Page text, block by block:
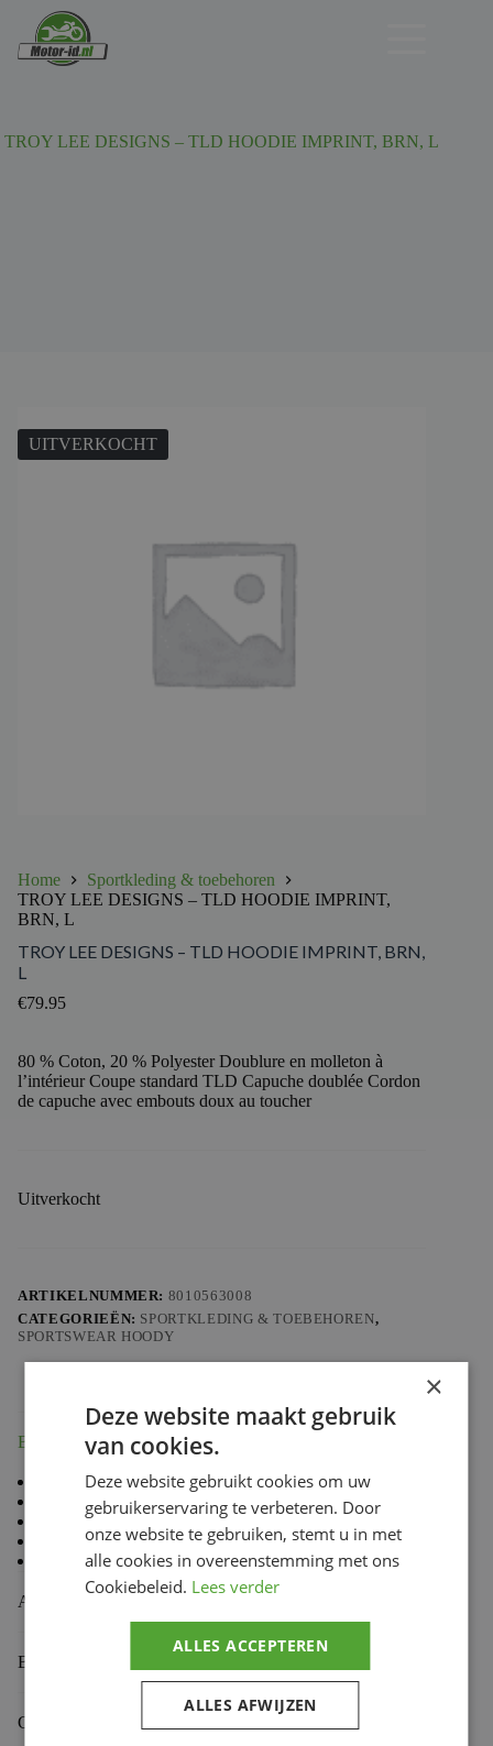
TROY LEE DESIGNS – TLD HOODIE IMPRINT, BRN, L
UITVERKOCHT
Home
Sportkleding & toebehoren
TROY LEE DESIGNS – TLD HOODIE IMPRINT,
BRN, L
TROY LEE DESIGNS – TLD HOODIE IMPRINT, BRN,
L
€79.95
80 % Coton, 20 % Polyester Doublure en molleton à
l’intérieur Coupe standard TLD Capuche doublée Cordon
de capuche avec embouts doux au toucher
Uitverkocht
ARTIKELNUMMER: 8010563008
CATEGORIEËN: SPORTKLEDING & TOEBEHOREN,
SPORTSWEAR HOODY
Beschrijving
80 % Coton, 20 % Polyester
Doublure en molleton à l’intérieur
Coupe standard TLD
Capuche doublée
Cordon de capuche avec embouts doux au toucher
Aanvullende informatie
Beoordelingen (0)
Gekoppelde Motoren
×
Deze website maakt gebruik
van cookies.
Deze website gebruikt cookies om uw
gebruikerservaring te verbeteren. Door
onze website te gebruiken, stemt u in met
alle cookies in overeenstemming met ons
Cookiebeleid. Lees verder
ALLES ACCEPTEREN
ALLES AFWIJZEN